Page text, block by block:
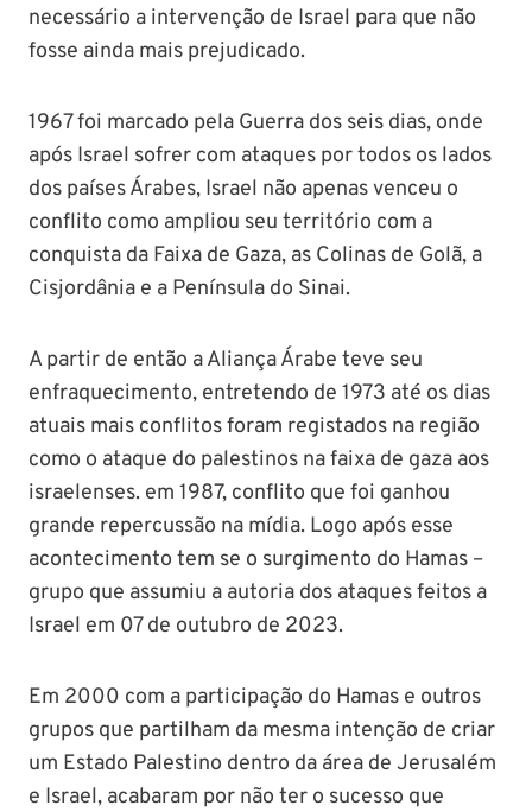
necessário a intervenção de Israel para que não
fosse ainda mais prejudicado.
1967 foi marcado pela Guerra dos seis dias, onde
após Israel sofrer com ataques por todos os lados
dos países Árabes, Israel não apenas venceu o
conflito como ampliou seu território com a
conquista da Faixa de Gaza, as Colinas de Golã, a
Cisjordânia e a Península do Sinai.
A partir de então a Aliança Árabe teve seu
enfraquecimento, entretendo de 1973 até os dias
atuais mais conflitos foram registados na região
como o ataque do palestinos na faixa de gaza aos
israelenses. em 1987, conflito que foi ganhou
grande repercussão na mídia. Logo após esse
acontecimento tem se o surgimento do Hamas –
grupo que assumiu a autoria dos ataques feitos a
Israel em 07 de outubro de 2023.
Em 2000 com a participação do Hamas e outros
grupos que partilham da mesma intenção de criar
um Estado Palestino dentro da área de Jerusalém
e Israel, acabaram por não ter o sucesso que